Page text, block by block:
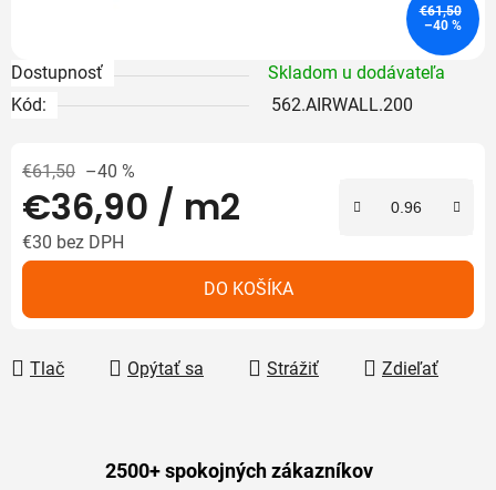
Dostupnosť
Skladom u dodávateľa
Kód:
562.AIRWALL.200
€61,50 –40 %
€36,90 / m2
€30 bez DPH
DO KOŠÍKA
Tlač Opýtať sa Strážiť Zdieľať
€61,50
–40 %
2500+ spokojných zákazníkov